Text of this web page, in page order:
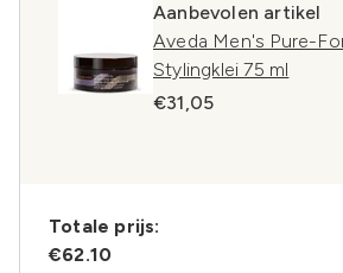
Aanbevolen artikel
Aveda Men's Pure-
Stylingklei 75 ml
€31,05
Totale prijs:
€62.10